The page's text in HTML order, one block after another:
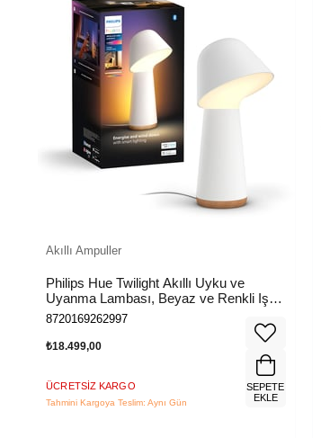
Akıllı Ampuller
Philips Hue Twilight Akıllı Uyku ve
Uyanma Lambası, Beyaz ve Renkli Işık,
Alexa, Apple Home ve Google Assistant
8720169262997
₺18.499,00
ÜCRETSIZ KARGO
Tahmini Kargoya Teslim: Aynı Gün
SEPETE
EKLE